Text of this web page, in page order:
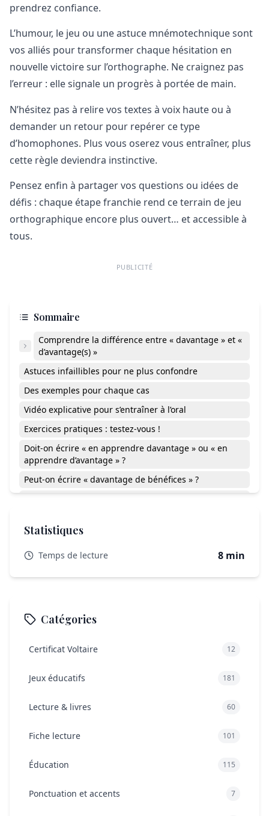
prendrez confiance.
L’humour, le jeu ou une astuce mnémotechnique sont
vos alliés pour transformer chaque hésitation en
nouvelle victoire sur l’orthographe. Ne craignez pas
l’erreur : elle signale un progrès à portée de main.
N’hésitez pas à relire vos textes à voix haute ou à
demander un retour pour repérer ce type
d’homophones. Plus vous oserez vous entraîner, plus
cette règle deviendra instinctive.
Pensez enfin à partager vos questions ou idées de
défis : chaque étape franchie rend ce terrain de jeu
orthographique encore plus ouvert… et accessible à
tous.
PUBLICITÉ
Sommaire
Comprendre la différence entre « davantage » et «
d’avantage(s) »
Astuces infaillibles pour ne plus confondre
Des exemples pour chaque cas
Vidéo explicative pour s’entraîner à l’oral
Exercices pratiques : testez-vous !
Doit-on écrire « en apprendre davantage » ou « en
apprendre d’avantage » ?
Peut-on écrire « davantage de bénéfices » ?
Davantage ou d’avantage : ancrer la règle sans stress
Statistiques
Temps de lecture 8 min
Catégories
Certificat Voltaire 12
Jeux éducatifs 181
Lecture & livres 60
Fiche lecture 101
Éducation 115
Ponctuation et accents 7